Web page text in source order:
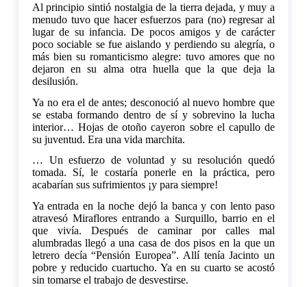
Al principio sintió nostalgia de la tierra dejada, y muy a
menudo tuvo que hacer esfuerzos para (no) regresar al
lugar de su infancia. De pocos amigos y de carácter
poco sociable se fue aislando y perdiendo su alegría, o
más bien su romanticismo alegre: tuvo amores que no
dejaron en su alma otra huella que la que deja la
desilusión.
Ya no era el de antes; desconoció al nuevo hombre que
se estaba formando dentro de sí y sobrevino la lucha
interior… Hojas de otoño cayeron sobre el capullo de
su juventud. Era una vida marchita.
… Un esfuerzo de voluntad y su resolución quedó
tomada. Sí, le costaría ponerle en la práctica, pero
acabarían sus sufrimientos ¡y para siempre!
Ya entrada en la noche dejó la banca y con lento paso
atravesó Miraflores entrando a Surquillo, barrio en el
que vivía. Después de caminar por calles mal
alumbradas llegó a una casa de dos pisos en la que un
letrero decía “Pensión Europea”. Allí tenía Jacinto un
pobre y reducido cuartucho. Ya en su cuarto se acostó
sin tomarse el trabajo de desvestirse.